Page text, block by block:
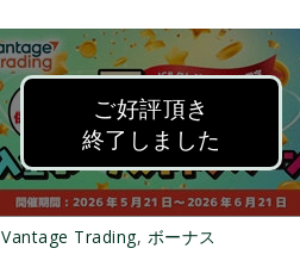
ご好評頂き
終了しました
Vantage Trading, ボーナス